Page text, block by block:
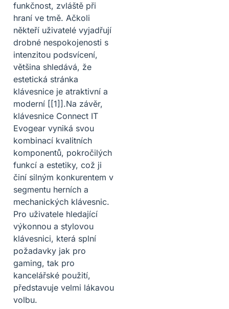
funkčnost, zvláště při
hraní ve tmě. Ačkoli
někteří uživatelé vyjadřují
drobné nespokojenosti s
intenzitou podsvícení,
většina shledává, že
estetická stránka
klávesnice je atraktivní a
moderní [[1]].Na závěr,
klávesnice Connect IT
Evogear vyniká svou
kombinací kvalitních
komponentů, pokročilých
funkcí a estetiky, což ji
činí silným konkurentem v
segmentu herních a
mechanických klávesnic.
Pro uživatele hledající
výkonnou a stylovou
klávesnici, která splní
požadavky jak pro
gaming, tak pro
kancelářské použití,
představuje velmi lákavou
volbu.